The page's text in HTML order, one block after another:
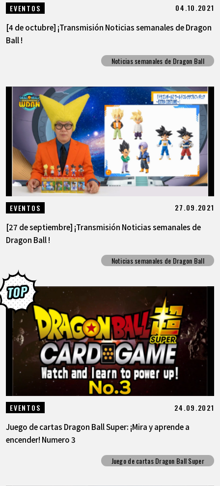
EVENTOS 04.10.2021
[4 de octubre] ¡Transmisión Noticias semanales de Dragon
Ball !
Noticias semanales de Dragon Ball
EVENTOS 27.09.2021
[27 de septiembre] ¡Transmisión Noticias semanales de
Dragon Ball !
Noticias semanales de Dragon Ball
EVENTOS 24.09.2021
Juego de cartas Dragon Ball Super: ¡Mira y aprende a
encender! Numero 3
Juego de cartas Dragon Ball Super